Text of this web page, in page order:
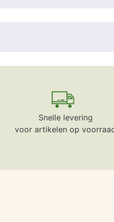
Snelle levering
voor artikelen op